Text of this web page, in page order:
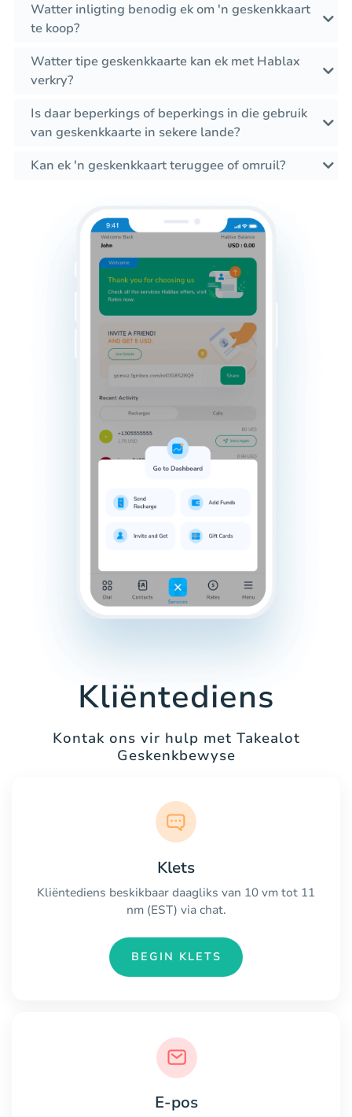
Watter inligting benodig ek om 'n geskenkkaart
te koop?
Watter tipe geskenkkaarte kan ek met Hablax
verkry?
Is daar beperkings of beperkings in die gebruik
van geskenkkaarte in sekere lande?
Kan ek 'n geskenkkaart teruggee of omruil?
Kliëntediens
Kontak ons vir hulp met Takealot
Geskenkbewyse
Klets
Kliëntediens beskikbaar daagliks van 10 vm tot 11
nm (EST) via chat.
BEGIN KLETS
E-pos